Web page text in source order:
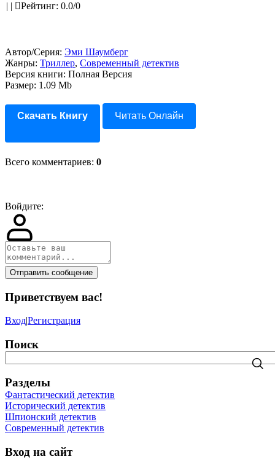
| | Рейтинг: 0.0/0
Автор/Серия: Эми Шаумберг
Жанры: Триллер, Современный детектив
Версия книги: Полная Версия
Размер: 1.09 Mb
Скачать Книгу Читать Онлайн
Всего комментариев: 0
Войдите:
Отправить сообщение
Приветствуем вас!
Вход|Регистрация
Поиск
Разделы
Фантастический детектив
Исторический детектив
Шпионский детектив
Современный детектив
Вход на сайт